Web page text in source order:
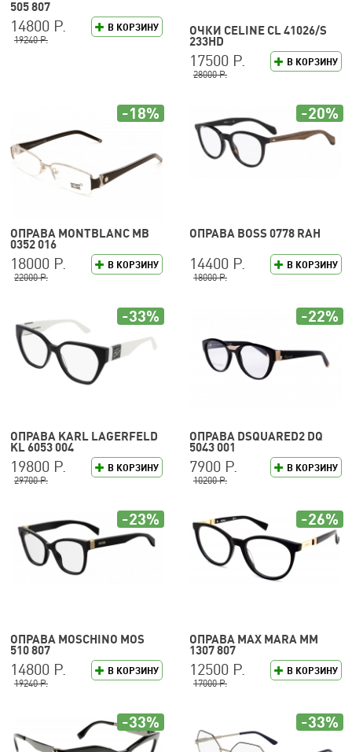
505 807
В КОРЗИНУ
14800 Р.
19240 Р.
ОЧКИ CELINE CL 41026/S
233HD
В КОРЗИНУ
17500 Р.
28000 Р.
ОПРАВА MONTBLANC MB
0352 016
В КОРЗИНУ
18000 Р.
22000 Р.
-18%
ОПРАВА BOSS 0778 RAH
В КОРЗИНУ
14400 Р.
18000 Р.
-20%
ОПРАВА KARL LAGERFELD
KL 6053 004
В КОРЗИНУ
19800 Р.
29700 Р.
-33%
ОПРАВА DSQUARED2 DQ
5043 001
В КОРЗИНУ
7900 Р.
10200 Р.
-22%
ОПРАВА MOSCHINO MOS
510 807
В КОРЗИНУ
14800 Р.
19240 Р.
-23%
ОПРАВА MAX MARA MM
1307 807
В КОРЗИНУ
12500 Р.
17000 Р.
-26%
-33% -33%